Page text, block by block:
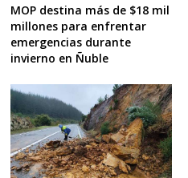
MOP destina más de $18 mil
millones para enfrentar
emergencias durante
invierno en Ñuble